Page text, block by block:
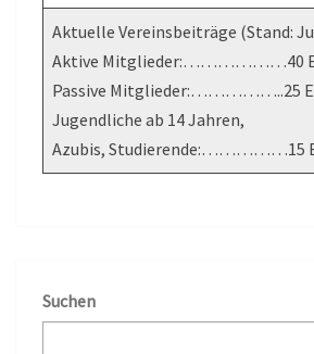
Aktuelle Vereinsbeiträge (Stand:
Aktive Mitglieder:………………40
Passive Mitglieder:……………..25
Jugendliche ab 14 Jahren,
Azubis, Studierende:……………15
Suchen